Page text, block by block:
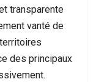
transparente
vanté de
des principaux